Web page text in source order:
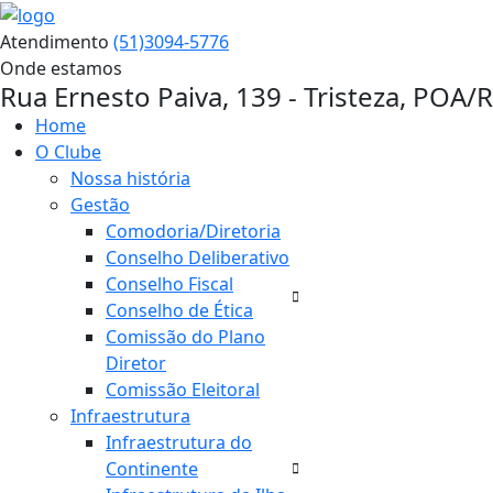
Atendimento (51)3094-5776
Onde estamos
Rua Ernesto Paiva, 139 - Tristeza, POA/
Home
O Clube
Nossa história
Gestão
Comodoria/Diretoria
Conselho Deliberativo
Conselho Fiscal
Conselho de Ética
Comissão do Plano
Diretor
Comissão Eleitoral
Infraestrutura
Infraestrutura do
Continente